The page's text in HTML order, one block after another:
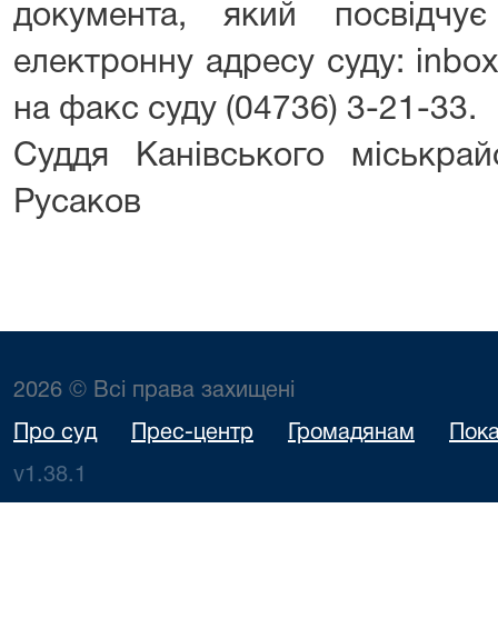
документа, який
електронну адресу суду:
на факс суду (04736) 3-21-33.
Суддя Канівського
Русаков
2026 © Всі права захищені
Про суд Прес-центр Громадянам
v1.38.1